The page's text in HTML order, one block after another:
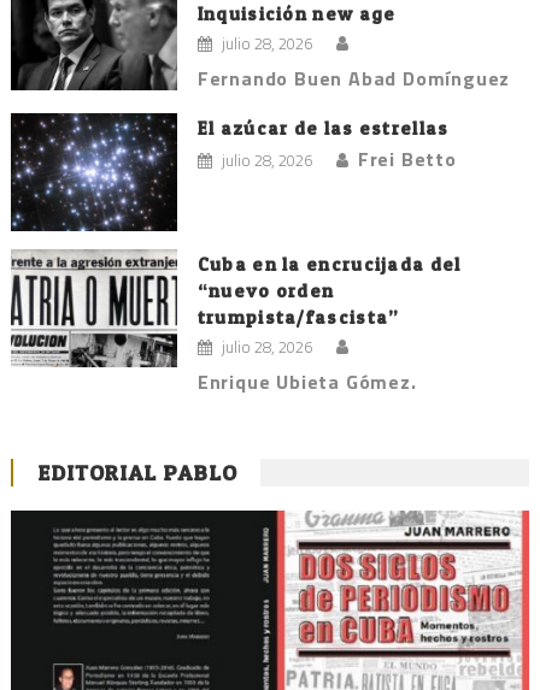
Inquisición new age
julio 28, 2026
Fernando Buen Abad Domínguez
El azúcar de las estrellas
julio 28, 2026 Frei Betto
Cuba en la encrucijada del
“nuevo orden
trumpista/fascista”
julio 28, 2026
Enrique Ubieta Gómez.
EDITORIAL PABLO